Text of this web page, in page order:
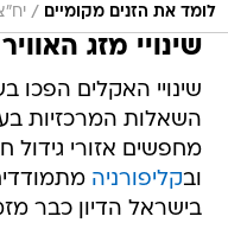
לומד את הזנים מקומיים /
שינויי מזג האוויר
שינויי האקלים הפכו
השאלות המרכזיות
מחפשים אזורי גידול
ובקליפורניה
בישראל הדיון כבר